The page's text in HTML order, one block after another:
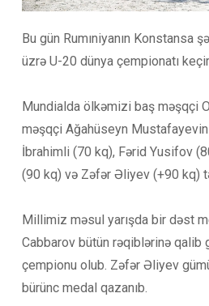
Bu gün Rumıniyanın Konstansa
üzrə U-20 dünya çempionatı
Mundialda ölkəmizi baş məşqçi
məşqçi Ağahüseyn Mustafayevin
İbrahimli (70 kq), Fərid Yusifov
(90 kq) və Zəfər Əliyev (+90 kq)
Millimiz məsul yarışda bir dəst
Cabbarov bütün rəqiblərinə qalib
çempionu olub. Zəfər Əliyev
bürünc medal qazanıb.